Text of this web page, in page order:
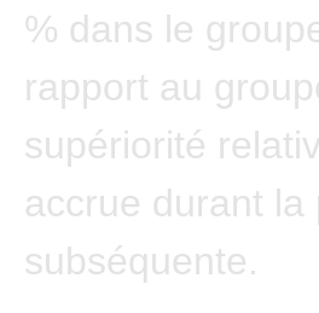
% dans le
rapport au
supériorité
accrue durant
subséquente.